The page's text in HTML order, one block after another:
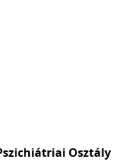
Osztály